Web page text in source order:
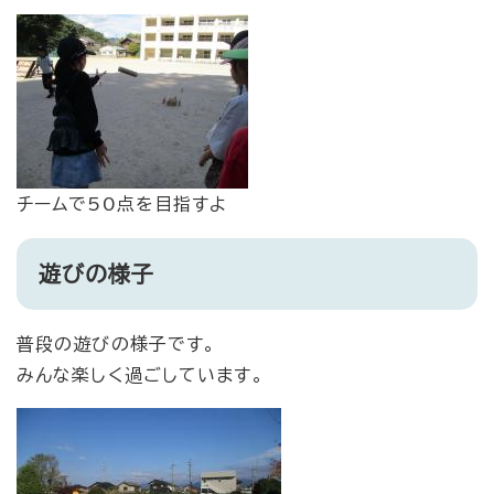
チームで50点を目指すよ
遊びの様子
普段の遊びの様子です。
みんな楽しく過ごしています。